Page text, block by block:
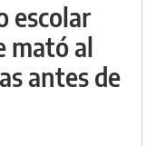
escolar
mató al
antes de